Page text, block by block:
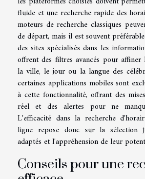
fluide et une recherche rapide des
moteurs de recherche classiques
de départ, mais il est souvent
des sites spécialisés dans les
offrent des filtres avancés pour affiner
la ville, le jour ou la langue des
certaines applications mobiles sont
à cette fonctionnalité, offrant des
réel et des alertes pour ne
L'efficacité dans la recherche
ligne repose donc sur la sélection
adaptés et l'appréhension de leur
Conseils pour une